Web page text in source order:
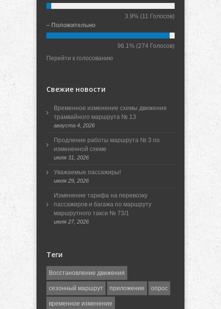
3.9% (11 Голосов)
– Положительно
96.1% (274 Голосов)
Перейти к голосованию
Свежие новости
Временное изменение схемы движения
трамвайного маршрута № 13
августа 4, 2026
Продление работы маршрута № 3 по
измененной схеме
июля 31, 2026
Уважаемые пассажиры!
июля 29, 2026
Изменение тарифа на перевозку
пассажиров и багажа по маршруту
маршрутного такси № 73/1
июля 27, 2026
Теги
Восстановление движения
сезонный маршрут приложение опрос
временное изменение